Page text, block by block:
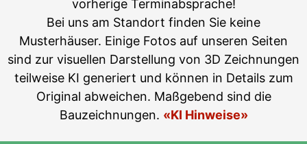
vorherige Terminabsprache!
Bei uns am Standort finden Sie keine
Musterhäuser. Einige Fotos auf unseren Seiten
sind zur visuellen Darstellung von 3D Zeichnungen
teilweise KI generiert und können in Details zum
Original abweichen. Maßgebend sind die
Bauzeichnungen. «KI Hinweise»